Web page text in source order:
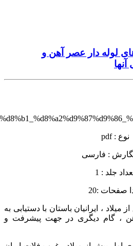
لوله دار عصر آهن و
نوع : pdf
: فارسی
جلد : 1
صفحات :20
، ایرانیان باستان با دستیابی به
، گام دیگری در جهت پیشرفت و